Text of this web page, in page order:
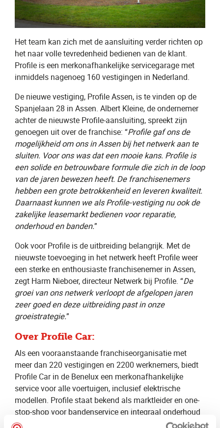
Het team kan zich met de aansluiting verder richten op
het naar volle tevredenheid bedienen van de klant.
Profile is een merkonafhankelijke servicegarage met
inmiddels nagenoeg 160 vestigingen in Nederland.
De nieuwe vestiging, Profile Assen, is te vinden op de
Spanjelaan 28 in Assen. Albert Kleine, de ondernemer
achter de nieuwste Profile-aansluiting, spreekt zijn
genoegen uit over de franchise: “Profile gaf ons de
mogelijkheid om ons in Assen bij het netwerk aan te
sluiten. Voor ons was dat een mooie kans. Profile is
een solide en betrouwbare formule die zich in de loop
van de jaren bewezen heeft. De franchisenemers
hebben een grote betrokkenheid en leveren kwaliteit.
Daarnaast kunnen we als Profile-vestiging nu ook de
zakelijke leasemarkt bedienen voor reparatie,
onderhoud en banden.”
Ook voor Profile is de uitbreiding belangrijk. Met de
nieuwste toevoeging in het netwerk heeft Profile weer
een sterke en enthousiaste franchisenemer in Assen,
zegt Harm Nieboer, directeur Netwerk bij Profile. “De
groei van ons netwerk verloopt de afgelopen jaren
zeer goed en deze uitbreiding past in onze
groeistrategie.”
Over Profile Car:
Als een vooraanstaande franchiseorganisatie met
meer dan 220 vestigingen en 2200 werknemers, biedt
Profile Car in de Benelux een merkonafhankelijke
service voor alle voertuigen, inclusief elektrische
modellen. Profile staat bekend als marktleider en one-
stop-shop voor bandenservice en integraal onderhoud
met behoud van fabrieksgarantie voor zowel